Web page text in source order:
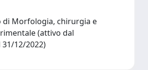
Morfologia, chirurgia e
(attivo dal
12/2022)